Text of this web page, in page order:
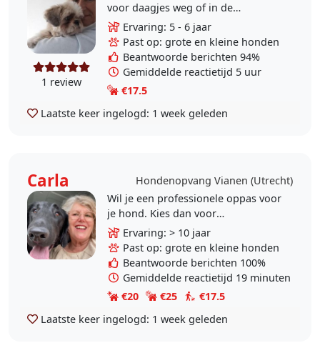
1 review
voor daagjes weg of in de
vakantieperiode. Ik neem maximaal
2 honden per dag aan. Ik heb geen
benches of hokken,..
Ervaring: 5 - 6 jaar
Past op: grote en kleine honden
Beantwoorde berichten 94%
Gemiddelde reactietijd 5 uur
€17.5
Laatste keer ingelogd: 1 week geleden
Carla
Hondenopvang Vianen (Utrecht)
Wil je een professionele oppas voor
je hond. Kies dan voor
hondenuitlaatservice Woef.
Hondenuitlaatservice opleiding en
vakopleiding hondentrimmen..
Ervaring: > 10 jaar
Past op: grote en kleine honden
Beantwoorde berichten 100%
Gemiddelde reactietijd 19 minuten
€20
€25
€17.5
Laatste keer ingelogd: 1 week geleden